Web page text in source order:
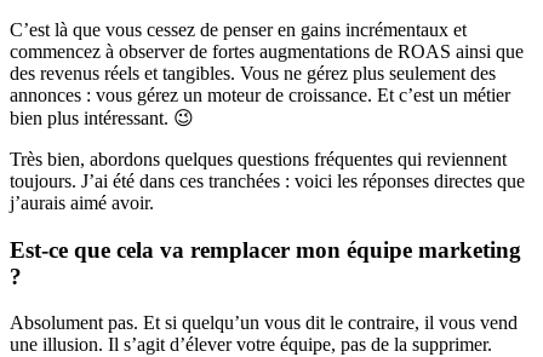
C’est là que vous cessez de penser en gains incrémentaux et
commencez à observer de fortes augmentations de ROAS ainsi que
des revenus réels et tangibles. Vous ne gérez plus seulement des
annonces : vous gérez un moteur de croissance. Et c’est un métier
bien plus intéressant. 😉
Très bien, abordons quelques questions fréquentes qui reviennent
toujours. J’ai été dans ces tranchées : voici les réponses directes que
j’aurais aimé avoir.
Est-ce que cela va remplacer mon équipe marketing
?
Absolument pas. Et si quelqu’un vous dit le contraire, il vous vend
une illusion. Il s’agit d’élever votre équipe, pas de la supprimer.